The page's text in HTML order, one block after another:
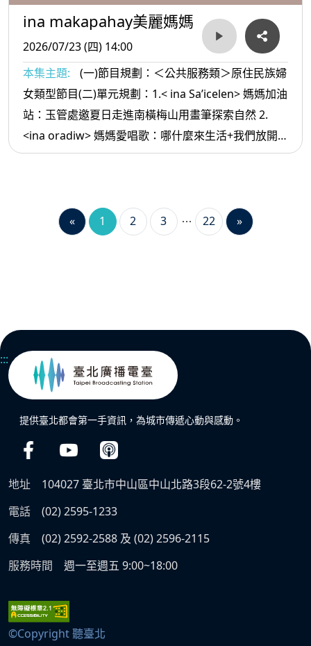
ina makapahay美麗媽媽
2026/07/23 (四) 14:00
本集主題:
(一)節目規劃：＜公共服務類＞原住民族婦
女類型節目(二)單元規劃：1.< ina Sa’icelen> 媽媽加油
站：玉管處邀夏日走進南橫梅山用畫筆探索自然 2.
<ina oradiw> 媽媽愛唱歌：哪什麼來生活+我們放開
懷 3.< ina Masa’sa >媽媽放輕鬆:如何讓 自己幾年內可
« 1 2 3 22 »
:::
提供臺北都會第一手資訊，為城市傳遞心動與感動。
地址
104027 臺北市中山區中山北路3段62-2號4樓
電話
(02) 2595-1233
傳真
(02) 2592-2588 及 (02) 2596-2115
服務時間
週一至週五 9:00~18:00
©Copyright 聽臺北